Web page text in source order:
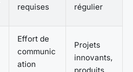
requises
régulier
Effort de
communic
ation
Projets
innovants,